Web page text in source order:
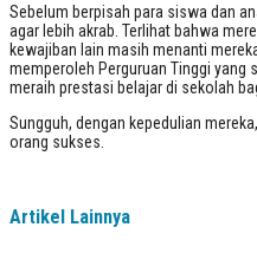
Sebelum berpisah para siswa dan
agar lebih akrab. Terlihat bahwa
kewajiban lain masih menanti
memperoleh Perguruan Tinggi yang
meraih prestasi belajar di sekolah
Sungguh, dengan kepedulian
orang sukses.
Artikel Lainnya